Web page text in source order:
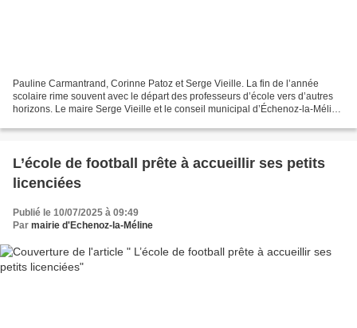
Pauline Carmantrand, Corinne Patoz et Serge Vieille. La fin de l’année
scolaire rime souvent avec le départ des professeurs d’école vers d’autres
horizons. Le maire Serge Vieille et le conseil municipal d’Échenoz-la-Méline
L’école de football prête à accueillir ses petits
licenciées
Publié le 10/07/2025 à 09:49
Par mairie d'Echenoz-la-Méline